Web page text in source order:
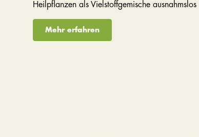
Heilpflanzen als Vielstoffgemische
Mehr erfahren